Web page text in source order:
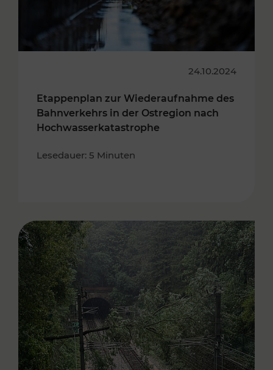
24.10.2024
Etappenplan zur Wiederaufnahme des
Bahnverkehrs in der Ostregion nach
Hochwasserkatastrophe
Lesedauer: 5 Minuten